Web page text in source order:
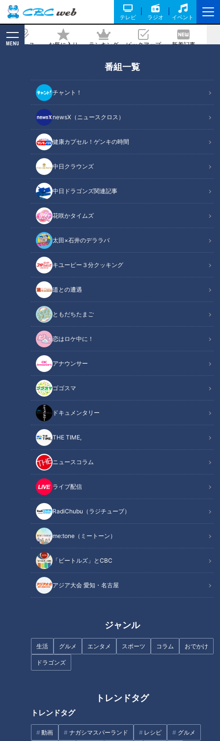
テレビ ラジオ イベント
ニュース お気に入り ランキング ピックアップ 新着記事
MENU
番組一覧
チャント！
newsX（ニュースクロス）
健康カプセル！ゲンキの時間
中日クラウンズ
中日ドラゴンズ関連記事
花咲かタイムズ
太田×石井のデララバ
キユーピー３分クッキング
道との遭遇
ともだちたまご
恋はロケ中に！
アナウンサー
ゴゴスマ
ドキュメンタリー
THE TIME,
ニュースコラム
ライブ配信
RadiChubu（ラジチューブ）
me:tone（ミートーン）
「ビートルズ」とCBC
アジア大会 愛知・名古屋
ジャンル
生活 グルメ エンタメ スポーツ コラム おでかけ
ドラゴンズ
トレンドタグ
トレンドタグ
動画 ナガシマスパーランド レシピ グルメ
金沢の金箔の工芸品をレポート！
記事に戻る
CBCテレビ『ゴゴスマ』「列島生報告！今日はダレなんサー」
この記事の画像（全5枚）
この記事を見たあなたへのおすすめ
RCC田村友里アナがバットマン
姿で熱くリポート！福山城が築
城400年で大リニューアル！
鳥取から絶品「鳥取和牛」を生
中継！ギャラクシー賞受賞の地
宮崎の人気お菓子「ゴボチ」が
記念日に！地元熱血アナが全力
止！